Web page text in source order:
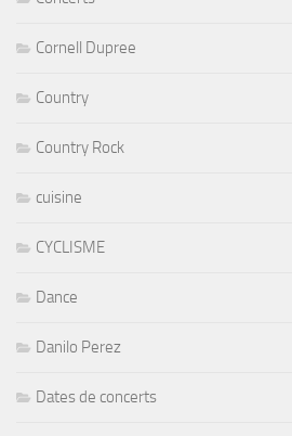
Cornell Dupree
Country
Country Rock
cuisine
CYCLISME
Dance
Danilo Perez
Dates de concerts